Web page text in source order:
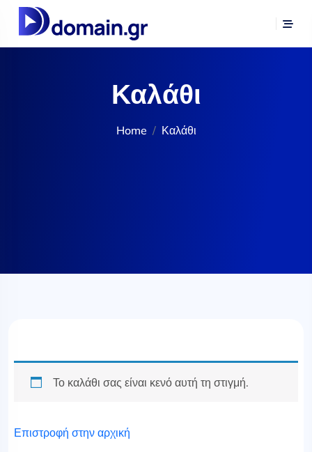
Καλάθι
Home Καλάθι
Το καλάθι σας είναι κενό αυτή τη στιγμή.
Επιστροφή στην αρχική